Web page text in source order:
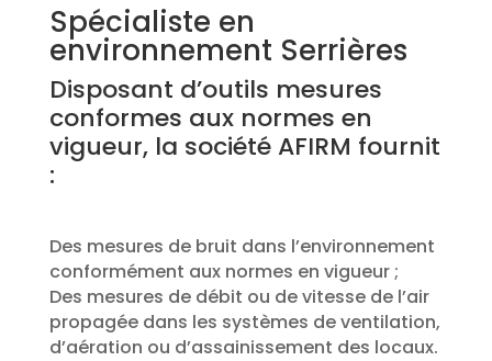
Spécialiste en
environnement Serrières
Disposant d’outils mesures
conformes aux normes en
vigueur, la société AFIRM fournit
:
Des mesures de bruit dans l’environnement
conformément aux normes en vigueur ;
Des mesures de débit ou de vitesse de l’air
propagée dans les systèmes de ventilation,
d’aération ou d’assainissement des locaux.